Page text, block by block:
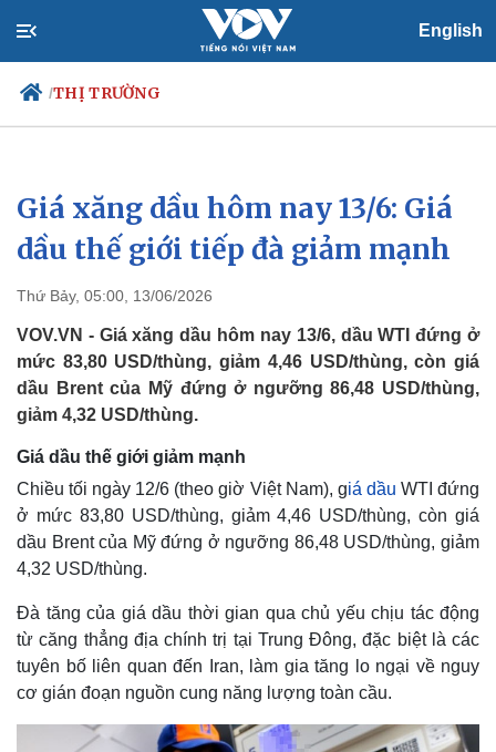
English
/THỊ TRƯỜNG
Chính trị
Đảng
Tổ chức nhân sự
Nhận diện sự thật
Xã hội
Tin 24h
Dự báo thời tiết
Việc làm
Biển đảo
Giá xăng dầu hôm nay 13/6: Giá
dầu thế giới tiếp đà giảm mạnh
Thứ Bảy, 05:00, 13/06/2026
VOV.VN - Giá xăng dầu hôm nay 13/6, dầu WTI đứng ở
mức 83,80 USD/thùng, giảm 4,46 USD/thùng, còn giá
dầu Brent của Mỹ đứng ở ngưỡng 86,48 USD/thùng,
giảm 4,32 USD/thùng.
Giá dầu thế giới giảm mạnh
Chiều tối ngày 12/6 (theo giờ Việt Nam), giá dầu WTI đứng
ở mức 83,80 USD/thùng, giảm 4,46 USD/thùng, còn giá
dầu Brent của Mỹ đứng ở ngưỡng 86,48 USD/thùng, giảm
4,32 USD/thùng.
Đà tăng của giá dầu thời gian qua chủ yếu chịu tác động
từ căng thẳng địa chính trị tại Trung Đông, đặc biệt là các
tuyên bố liên quan đến Iran, làm gia tăng lo ngại về nguy
cơ gián đoạn nguồn cung năng lượng toàn cầu.